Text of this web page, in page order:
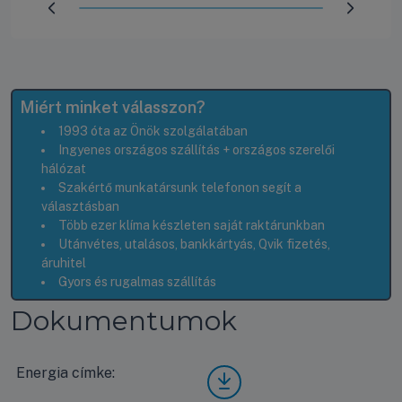
Miért minket válasszon?
1993 óta az Önök szolgálatában
Ingyenes országos szállítás + országos szerelői
hálózat
Szakértő munkatársunk telefonon segít a
választásban
Több ezer klíma készleten saját raktárunkban
Utánvétes, utalásos, bankkártyás, Qvik fizetés,
áruhitel
Gyors és rugalmas szállítás
Dokumentumok
Energia címke:
Gree
GWH